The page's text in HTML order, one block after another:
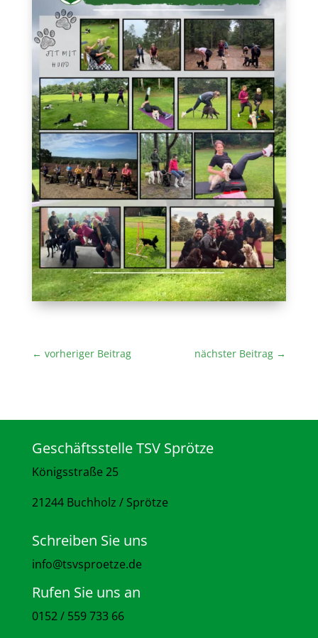
← vorheriger Beitrag nächster Beitrag →
Geschäftsstelle TSV Sprötze
Königsstraße 25
21244 Buchholz / Sprötze
Schreiben Sie uns
info@tsvsproetze.de
Rufen Sie uns an
0152 / 559 733 66